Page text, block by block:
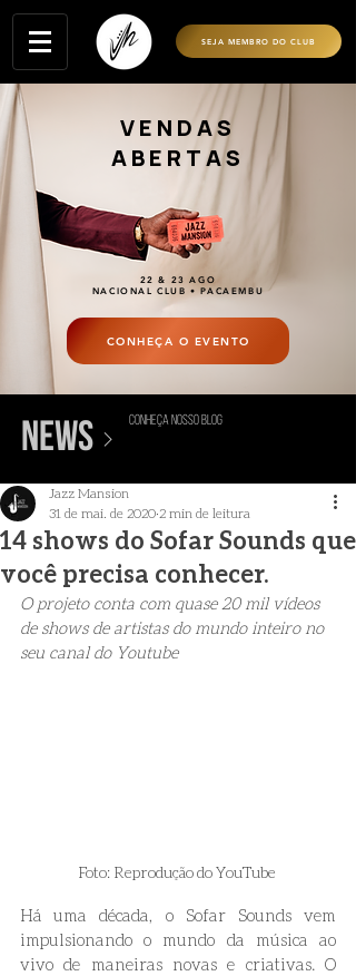
SEJA MEMBRO DO CLUB
VENDAS
ABERTAS
22 & 23 AGO
NACIONAL CLUB • PACAEMBU
CONHEÇA O EVENTO
>
news conheça nosso blog
14 shows do Sofar Sounds que
você precisa conhecer.
Jazz Mansion
31 de mai. de 2020 2 min de leitura
O projeto conta com quase 20 mil vídeos
de shows de artistas do mundo inteiro no
seu canal do Youtube
Foto: Reprodução do YouTube
Há uma década, o Sofar Sounds vem
impulsionando o mundo da música ao
vivo de maneiras novas e criativas. O